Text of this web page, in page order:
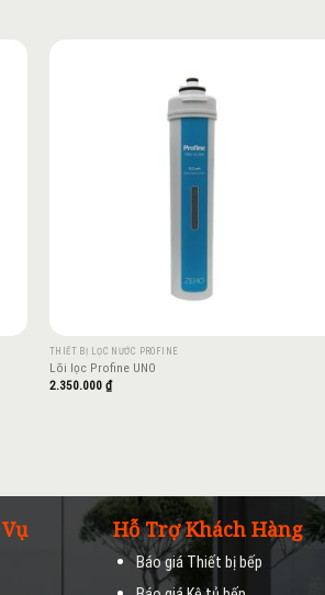
THIẾT BỊ LỌC NƯỚC PROFINE
Lõi lọc Profine UNO
2.350.000 ₫
Hỗ Trợ Khách Hàng
Báo giá Thiết bị bếp